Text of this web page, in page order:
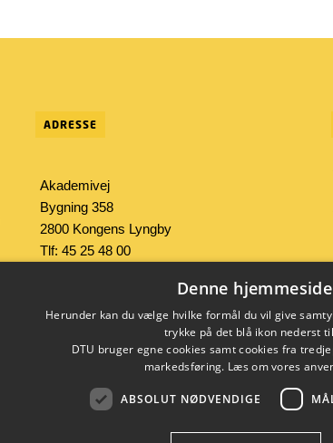
ADRESSE
Akademivej
Bygning 358
2800 Kongens Lyngby
Tlf: 45 25 48 00
Denne
Herunder kan du vælge hvilke formål du vil give
trykke på det blå ikon nederst
DTU bruger egne cookies samt cookies fra
markedsføring. Læs om vores
ABSOLUT NØDVENDIGE